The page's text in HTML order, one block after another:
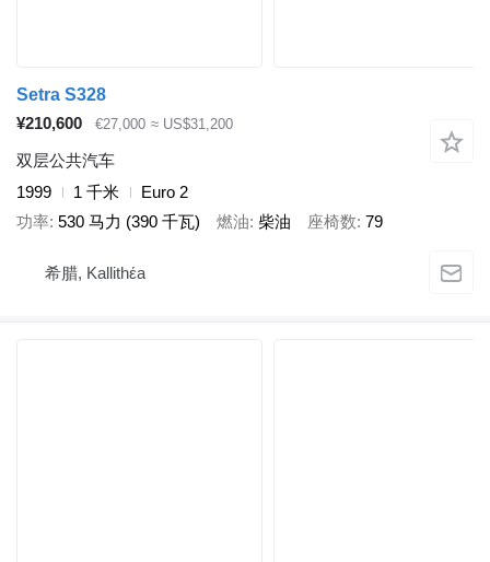
Setra S328
¥210,600
€27,000 ≈ US$31,200
双层公共汽车
1999
1 千米
Euro 2
功率 530 马力 (390 千瓦) 燃油 柴油 座椅数 79
希腊, Kallithέa